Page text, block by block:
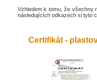
Vzhledem k tomu, že všechny
následujících odkazech si tyto
Certifikát -